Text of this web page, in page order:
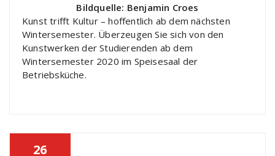
Bildquelle: Benjamin Croes
Kunst trifft Kultur – hoffentlich ab dem nächsten
Wintersemester. Überzeugen Sie sich von den
Kunstwerken der Studierenden ab dem
Wintersemester 2020 im Speisesaal der
Betriebsküche.
26